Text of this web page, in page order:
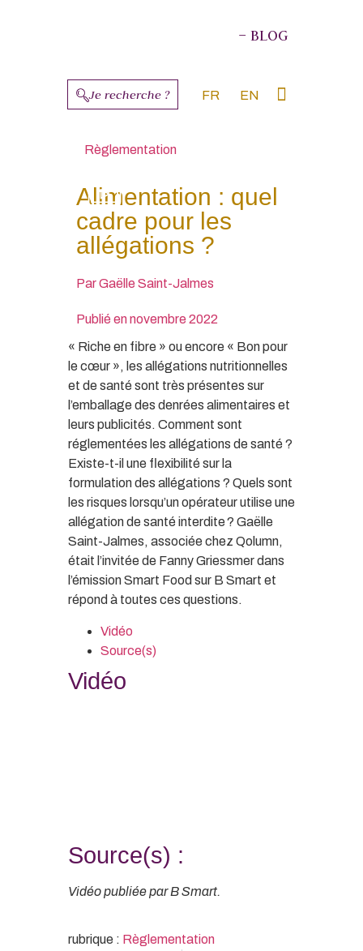
– BLOG
Je recherche ? FR EN
Règlementation
Alimentation : quel
cadre pour les
allégations ?
ParGaëlle Saint-Jalmes
Publié ennovembre 2022
« Riche en fibre » ou encore « Bon pour
le cœur », les allégations nutritionnelles
et de santé sont très présentes sur
l’emballage des denrées alimentaires et
leurs publicités. Comment sont
réglementées les allégations de santé ?
Existe-t-il une flexibilité sur la
formulation des allégations ? Quels sont
les risques lorsqu’un opérateur utilise une
allégation de santé interdite ? Gaëlle
Saint-Jalmes, associée chez Qolumn,
était l’invitée de Fanny Griessmer dans
l’émission Smart Food sur B Smart et
répond à toutes ces questions.
Vidéo
Source(s)
Vidéo
Source(s) :
Vidéo publiée par B Smart.
rubrique : Règlementation